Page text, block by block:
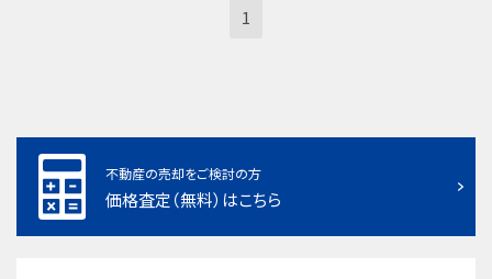
1
不動産の売却をご検討の方
価格査定（無料）はこちら